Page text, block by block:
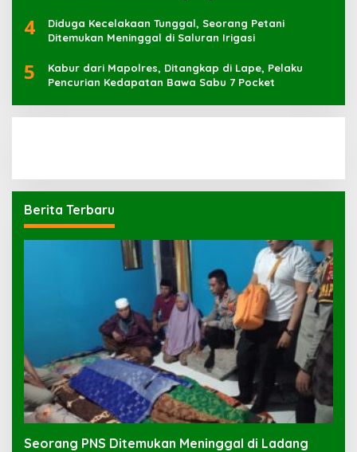
4
Diduga Kecelakaan Tunggal, Seorang Petani
Ditemukan Meninggal di Saluran Irigasi
5
Kabur dari Mapolres, Ditangkap di Lape, Pelaku
Pencurian Kedapatan Bawa Sabu 7 Pocket
Berita Terbaru
Seorang PNS Ditemukan Meninggal di Ladang